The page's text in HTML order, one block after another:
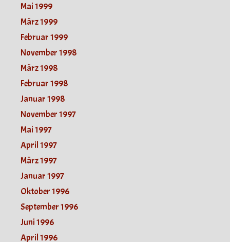
Mai 1999
März 1999
Februar 1999
November 1998
März 1998
Februar 1998
Januar 1998
November 1997
Mai 1997
April 1997
März 1997
Januar 1997
Oktober 1996
September 1996
Juni 1996
April 1996